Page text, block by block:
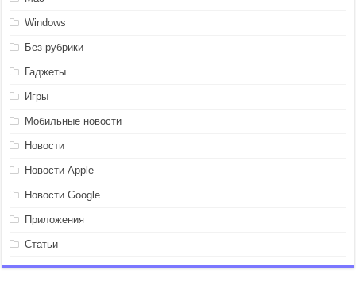
Windows
Без рубрики
Гаджеты
Игры
Мобильные новости
Новости
Новости Apple
Новости Google
Приложения
Статьи